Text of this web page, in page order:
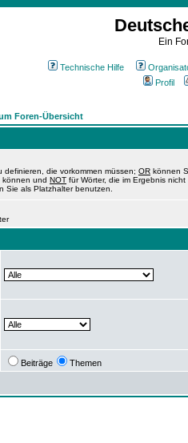
Ein
Technische Hilfe
Profil
Foren-Übersicht
definieren, die vorkommen müssen; OR können
können und NOT für Wörter, die im Ergebnis nicht
Sie als Platzhalter benutzen.
Beiträge Themen